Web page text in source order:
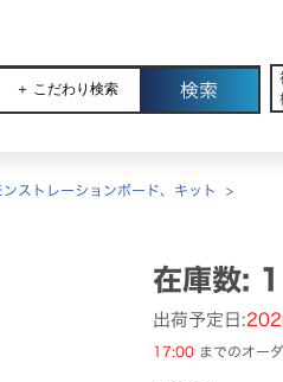
＋ こだわり検索
ストレーションボード、キット
>
在庫数: 1
出荷予定日:
17:00までのオー